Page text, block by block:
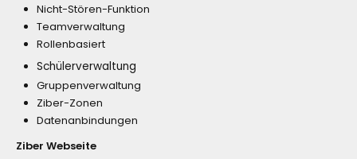
Nicht-Stören-Funktion
Teamverwaltung
Rollenbasiert
Schülerverwaltung
Gruppenverwaltung
Ziber-Zonen
Datenanbindungen
Ziber Webseite